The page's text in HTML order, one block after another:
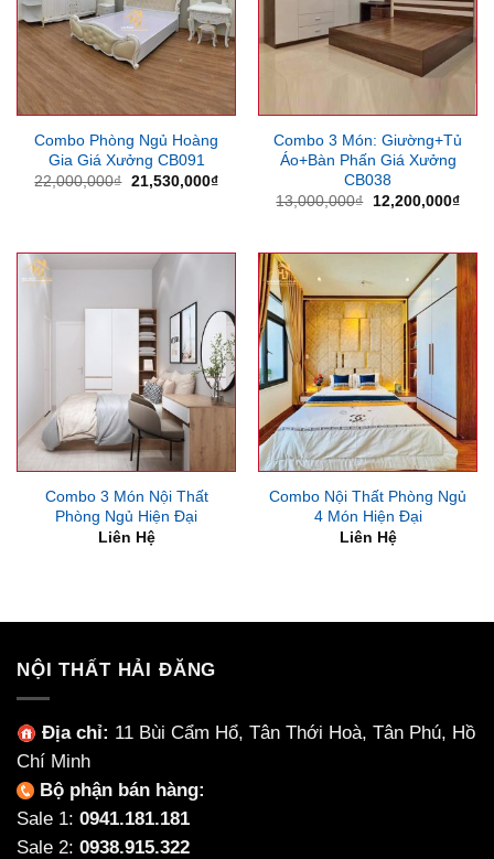
Combo Phòng Ngủ Hoàng
Gia Giá Xưởng CB091
22,000,000₫ Giá
21,530,000₫Giá
Combo 3 Món: Giường+Tủ
Áo+Bàn Phấn Giá Xưởng
CB038
13,000,000₫
Giá
12,200,000₫Giá
Combo 3 Món Nội Thất
Phòng Ngủ Hiện Đại
Liên Hệ
Combo Nội Thất Phòng Ngủ
4 Món Hiện Đại
Liên Hệ
NỘI THẤT HẢI ĐĂNG
Địa chỉ: 11 Bùi Cẩm Hổ, Tân Thới Hoà, Tân Phú, Hồ
Chí Minh
Bộ phận bán hàng:
Sale 1: 0941.181.181
Sale 2: 0938.915.322